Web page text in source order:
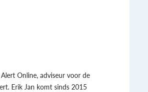
Online, adviseur voor de
Erik Jan komt sinds 2015